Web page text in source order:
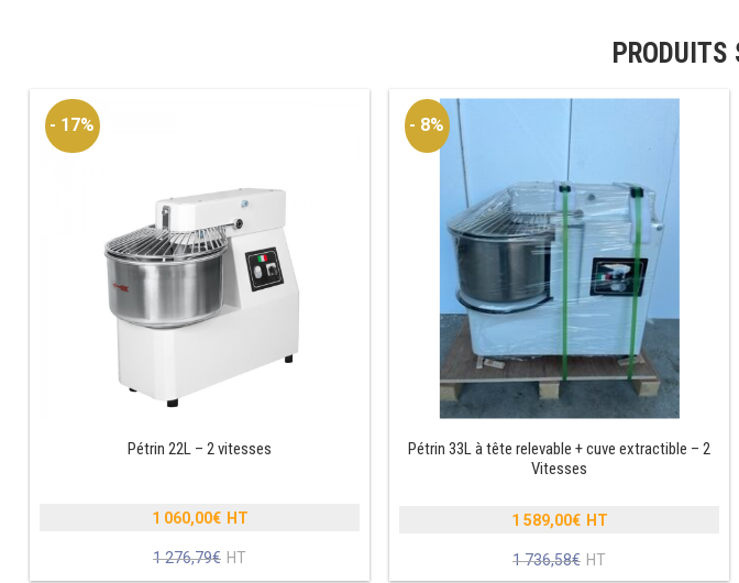
PRODUITS
- 17%
Pétrin 22L – 2 vitesses
1 276,79€
prix
1 060,00€
Le
- 8%
Pétrin 33L à tête relevable + cuve extractible – 2
Vitesses
1 736,58€
prix
1 589,00€
Le